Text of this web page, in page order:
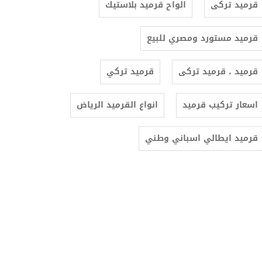
قرميد تركى الواح قرميد بلاستيك
قرميد مستورد ومصري للبيع
قرميد ، قرميد تركى قرميد تركي
اسعار تركيب قرميد انواع القرميد الرياض
قرميد ايطالي اسباني وطني